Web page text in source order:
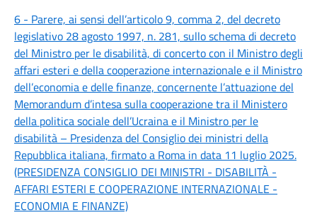
6 - Parere, ai sensi dell’articolo 9, comma 2, del decreto
legislativo 28 agosto 1997, n. 281, sullo schema di decreto
del Ministro per le disabilità, di concerto con il Ministro degli
affari esteri e della cooperazione internazionale e il Ministro
dell’economia e delle finanze, concernente l’attuazione del
Memorandum d’intesa sulla cooperazione tra il Ministero
della politica sociale dell’Ucraina e il Ministro per le
disabilità – Presidenza del Consiglio dei ministri della
Repubblica italiana, firmato a Roma in data 11 luglio 2025.
(PRESIDENZA CONSIGLIO DEI MINISTRI - DISABILITÀ -
AFFARI ESTERI E COOPERAZIONE INTERNAZIONALE -
ECONOMIA E FINANZE)